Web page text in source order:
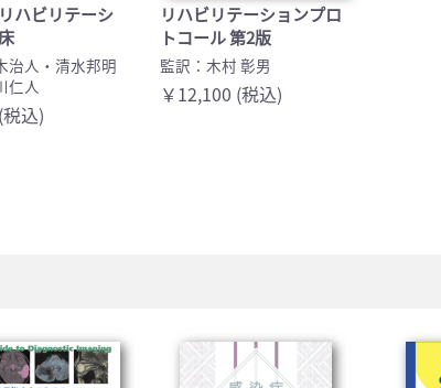
ハビリテーシ
治人・清水邦明
仁人
込)
リハビリテーションプロ
トコール 第2版
監訳：木村 彰男
￥12,100 (税込)